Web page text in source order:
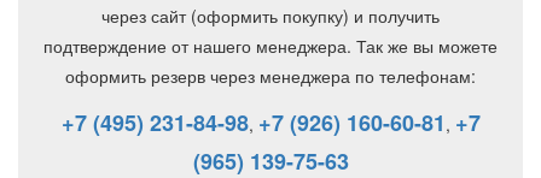
через сайт (оформить покупку) и получить
подтверждение от нашего менеджера. Так же вы можете
оформить резерв через менеджера по телефонам:
+7 (495) 231-84-98, +7 (926) 160-60-81 , +7
(965) 139-75-63